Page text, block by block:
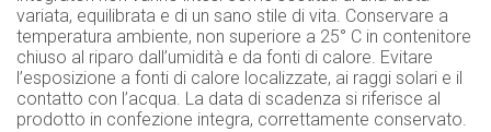
variata, equilibrata e di un sano stile di vita. Conservare a
temperatura ambiente, non superiore a 25° C in contenitore
chiuso al riparo dall’umidità e da fonti di calore. Evitare
l’esposizione a fonti di calore localizzate, ai raggi solari e il
contatto con l’acqua. La data di scadenza si riferisce al
prodotto in confezione integra, correttamente conservato.